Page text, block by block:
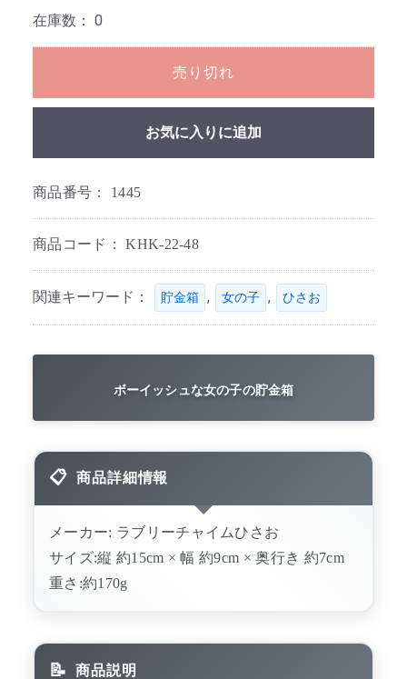
在庫数： 0
売り切れ
お気に入りに追加
商品番号： 1445
商品コード：KHK-22-48
関連キーワード： 貯金箱 , 女の子 , ひさお
ボーイッシュな女の子の貯金箱
商品詳細情報
メーカー: ラブリーチャイムひさお
サイズ:縦 約15cm × 幅 約9cm × 奥行き 約7cm
重さ:約170g
商品説明